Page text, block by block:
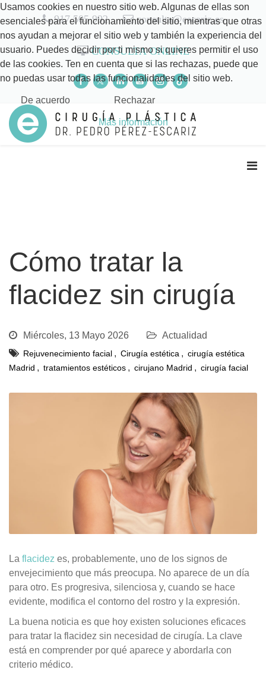
917 505 992 consulta@escariz.es
CONSULTA ONLINE
Cómo tratar la
flacidez sin cirugía
Miércoles, 13 Mayo 2026 Actualidad
Rejuvenecimiento facial , Cirugía estética , cirugía estética
Madrid , tratamientos estéticos , cirujano Madrid , cirugía facial
La flacidez es, probablemente, uno de los signos de
envejecimiento que más preocupa. No aparece de un día
para otro. Es progresiva, silenciosa y, cuando se hace
evidente, modifica el contorno del rostro y la expresión.
La buena noticia es que hoy existen soluciones eficaces
para tratar la flacidez sin necesidad de cirugía. La clave
está en comprender por qué aparece y abordarla con
criterio médico.
Usamos cookies en nuestro sitio web. Algunas de ellas son
esenciales para el funcionamiento del sitio, mientras que otras
nos ayudan a mejorar el sitio web y también la experiencia del
usuario. Puedes decidir por ti mismo si quieres permitir el uso
de las cookies. Ten en cuenta que si las rechazas, puede que
no puedas usar todas las funcionalidades del sitio web.
De acuerdo Rechazar
Más información